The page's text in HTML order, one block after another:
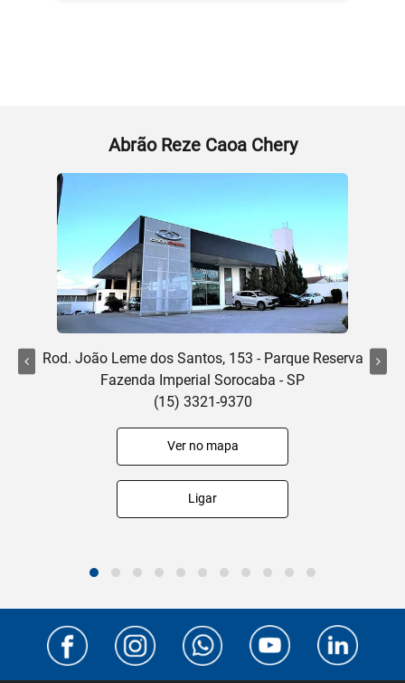
Abrão Reze Caoa Chery
Rod. João Leme dos Santos, 153 - Parque Reserva
Fazenda Imperial Sorocaba - SP
(15) 3321-9370
Ver no mapa
Ligar